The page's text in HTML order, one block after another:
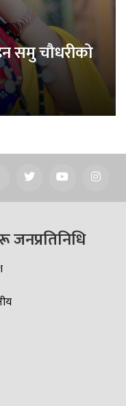
समु चौधरीको
जनप्रतिनिधि